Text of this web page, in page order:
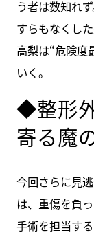
う者は数知れ
すらもなくし
高梨は“危険度
いく。
◆整形
寄る魔
今回さらに見
は、重傷を負
手術を担当す